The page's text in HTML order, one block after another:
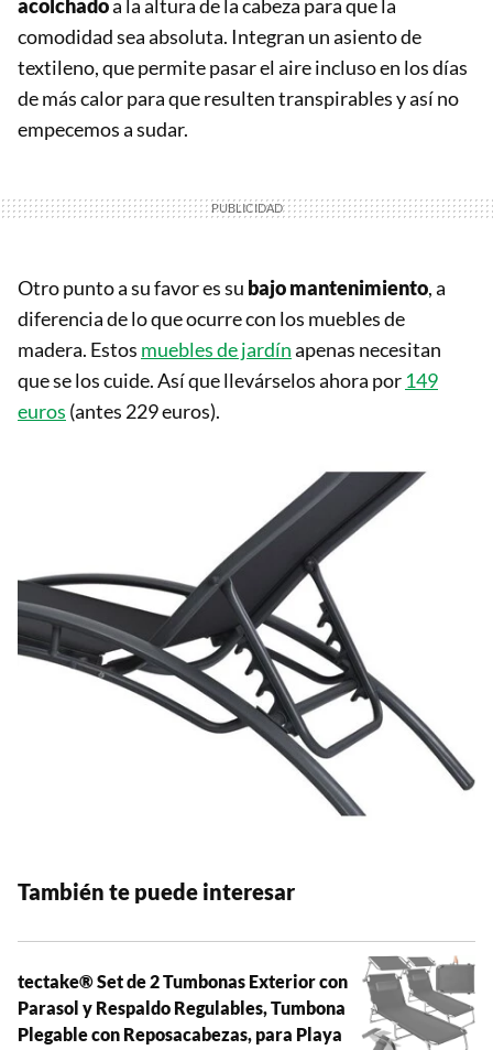
acolchadoa la altura de la cabeza para que la
comodidad sea absoluta. Integran un asiento de
textileno, que permite pasar el aire incluso en los días
de más calor para que resulten transpirables y así no
empecemos a sudar.
Otro punto a su favor es su bajo mantenimiento, a
diferencia de lo que ocurre con los muebles de
madera. Estos muebles de jardínapenas necesitan
que se los cuide. Así que llevárselos ahora por 149
euros (antes 229 euros).
También te puede interesar
tectake® Set de 2 Tumbonas Exterior con
Parasol y Respaldo Regulables, Tumbona
Plegable con Reposacabezas, para Playa